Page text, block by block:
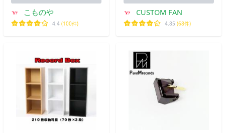
こものや
4.4 (100件)
CUSTOM FAN
4.85 (68件)